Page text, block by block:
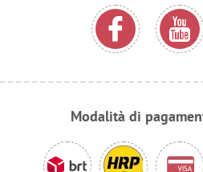
Modalità di